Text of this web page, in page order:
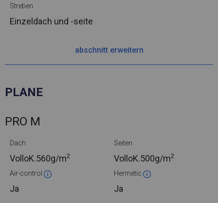
Streben
Einzeldach und -seite
abschnitt erweitern
PLANE
PRO M
Dach
VolloK.560g/m2
Seiten
VolloK.500g/m2
Air-control
Ja
Hermetic
Ja